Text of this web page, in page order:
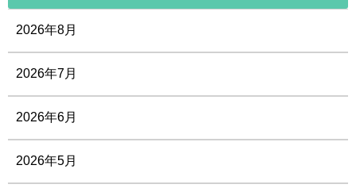
2026年8月
2026年7月
2026年6月
2026年5月